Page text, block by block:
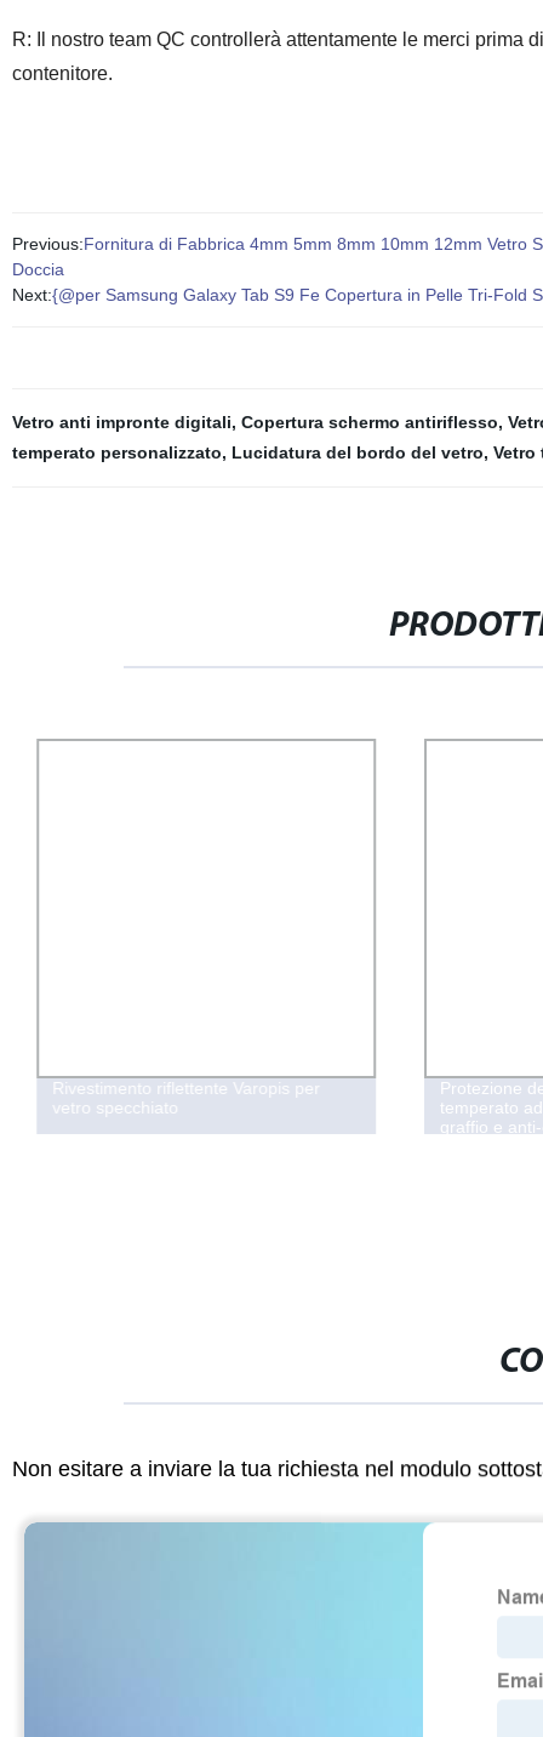
R: Il nostro team QC controllerà attentamente le merci
contenitore.
Previous:Fornitura di Fabbrica 4mm 5mm 8mm 10mm 12mm Vetro
Doccia
Next:{@per Samsung Galaxy Tab S9 Fe Copertura in Pelle Tri-Fold
Vetro anti impronte digitali, Copertura schermo antiriflesso,
temperato personalizzato, Lucidatura del bordo del vetro, Vetro
Rivestimento riflettente Varopis per
vetro specchiato
Protezione
temperato
graffio e
Non esitare a inviare la tua richiesta nel modulo